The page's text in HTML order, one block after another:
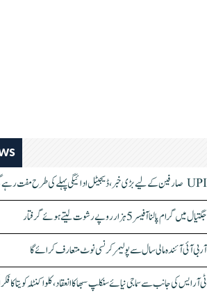
UPI صارفین کے لیے بڑی خبر، ڈیجیٹل ادائیگی پہلے کی طرح مفت رہے گی
جگتیال میں گرام پالنا آفیسر 5 ہزار روپے رشوت لیتے ہوئے گرفتار
آر بی آئی آئندہ مالی سال سے پولیمر کرنسی نوٹ متعارف کرائے گا
ٹی آر ایس کی جانب سے سماجی نیائے سنکلپ سبھا کا انعقاد، کلواکنٹلہ کویتا کا